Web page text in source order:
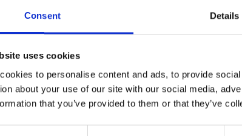
Consent Details
uses cookies
to personalise content and ads, to provide
about your use of our site with our social media,
that you’ve provided to them or that they’ve
que venden equipos médicos usados o
se encuentran en el Reino
laborales y la aplicación de la
significativamente el riesgo inherente
de personas.